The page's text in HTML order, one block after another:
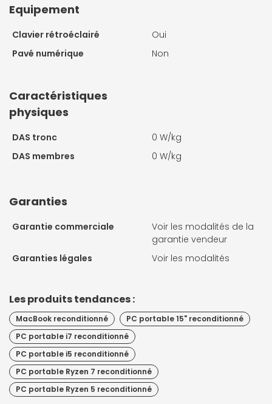
Equipement
Clavier rétroéclairé
Oui
Pavé numérique
Non
Caractéristiques
physiques
DAS tronc
0 W/kg
DAS membres
0 W/kg
Garanties
Garantie commerciale
Voir les modalités de la
garantie vendeur
Garanties légales
Voir les modalités
Les produits tendances :
MacBook reconditionné
PC portable 15" reconditionné
PC portable i7 reconditionné
PC portable i5 reconditionné
PC portable Ryzen 7 reconditionné
PC portable Ryzen 5 reconditionné